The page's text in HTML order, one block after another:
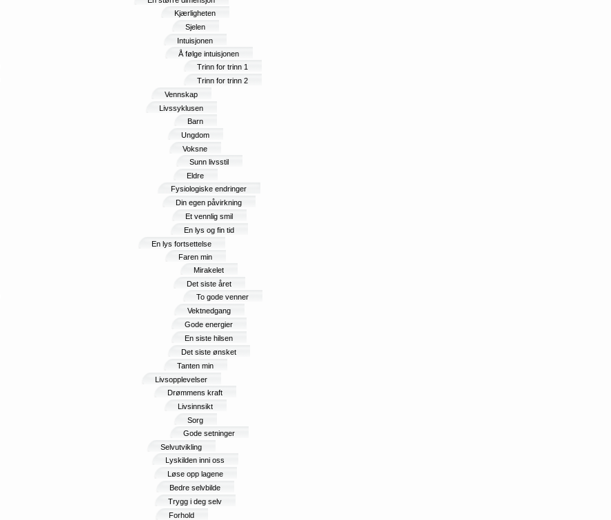
Kjærligheten
Sjelen
Intuisjonen
Å følge intuisjonen
Trinn for trinn 1
Trinn for trinn 2
Vennskap
Livssyklusen
Barn
Ungdom
Voksne
Sunn livsstil
Eldre
Fysiologiske endringer
Din egen påvirkning
Et vennlig smil
En lys og fin tid
En lys fortsettelse
Faren min
Mirakelet
Det siste året
To gode venner
Vektnedgang
Gode energier
En siste hilsen
Det siste ønsket
Tanten min
Livsopplevelser
Drømmens kraft
Livsinnsikt
Sorg
Gode setninger
Selvutvikling
Lyskilden inni oss
Løse opp lagene
Bedre selvbilde
Trygg i deg selv
Forhold